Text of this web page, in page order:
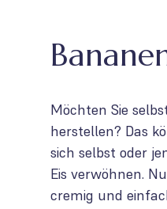
Möchten Sie
herstellen? Das
sich selbst oder
Eis verwöhnen.
cremig und